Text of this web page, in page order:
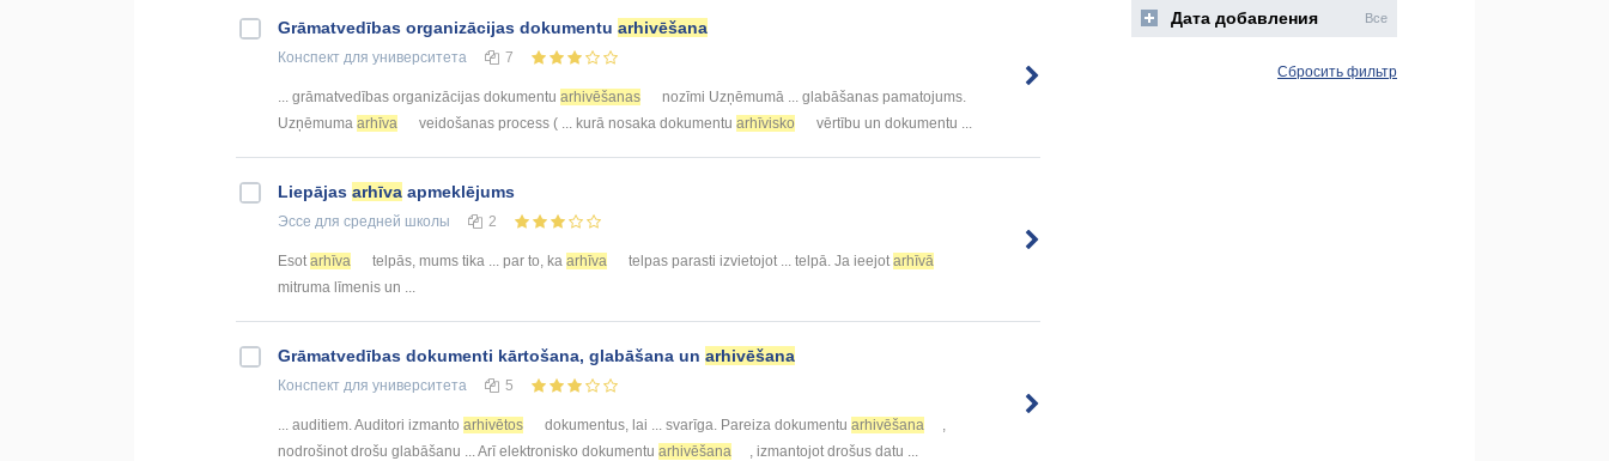
Grāmatvedības organizācijas dokumentu arhivēšana
Конспект для университета 7
... grāmatvedības organizācijas dokumentu arhivēšanas
nozīmi Uzņēmumā ... glabāšanas pamatojums.
Uzņēmuma arhīva veidošanas process ( ... kurā nosaka dokumentu arhīvisko vērtību un dokumentu ...
Liepājas arhīva apmeklējums
Эссе для средней школы 2
Esotarhīva telpās, mums tika ... par to, ka arhīva telpas parasti izvietojot ... telpā. Ja ieejotarhīvā
mitruma līmenis un ...
Grāmatvedības dokumenti kārtošana, glabāšana un arhivēšana
Конспект для университета 5
... auditiem. Auditori izmanto arhivētos dokumentus, lai ... svarīga. Pareiza dokumentu arhivēšana
,
nodrošinot drošu glabāšanu ... Arī elektronisko dokumentu arhivēšana , izmantojot drošus datu ...
Дата добавления Все
Сбросить фильтр